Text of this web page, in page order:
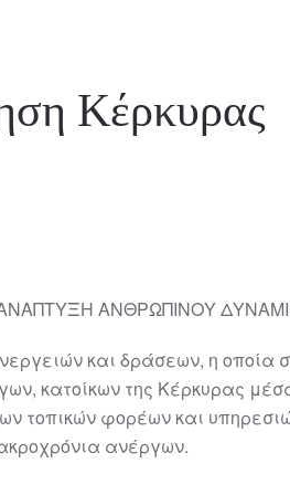
Κέρκυρας
ΑΝΘΡΩΠΙΝΟΥ
και δράσεων, η οποία
κατοίκων της Κέρκυρας
τοπικών φορέων και
ανέργων.